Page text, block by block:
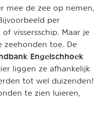
mee de zee op nemen,
per
vissersschip. Maar je
zeehonden toe. De
Engelschhoek
liggen ze afhankelijk
tot wel duizenden!
te zien luieren,